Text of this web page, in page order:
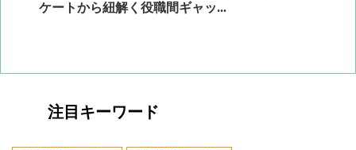
ケートから紐解く役職間ギャッ...
注目キーワード